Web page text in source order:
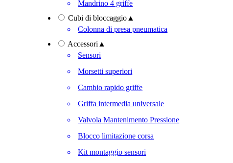
Mandrino 4 griffe
Cubi di bloccaggio ▲
Colonna di presa pneumatica
Accessori ▲
Sensori
Morsetti superiori
Cambio rapido griffe
Griffa intermedia universale
Valvola Mantenimento Pressione
Blocco limitazione corsa
Kit montaggio sensori